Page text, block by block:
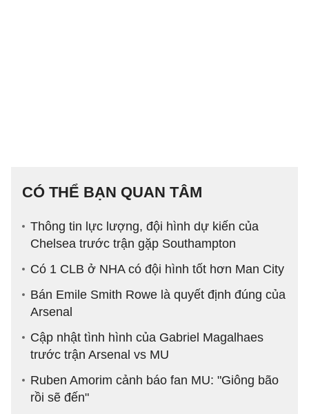
CÓ THỂ BẠN QUAN TÂM
Thông tin lực lượng, đội hình dự kiến của
Chelsea trước trận gặp Southampton
Có 1 CLB ở NHA có đội hình tốt hơn Man City
Bán Emile Smith Rowe là quyết định đúng của
Arsenal
Cập nhật tình hình của Gabriel Magalhaes
trước trận Arsenal vs MU
Ruben Amorim cảnh báo fan MU: "Giông bão
rồi sẽ đến"